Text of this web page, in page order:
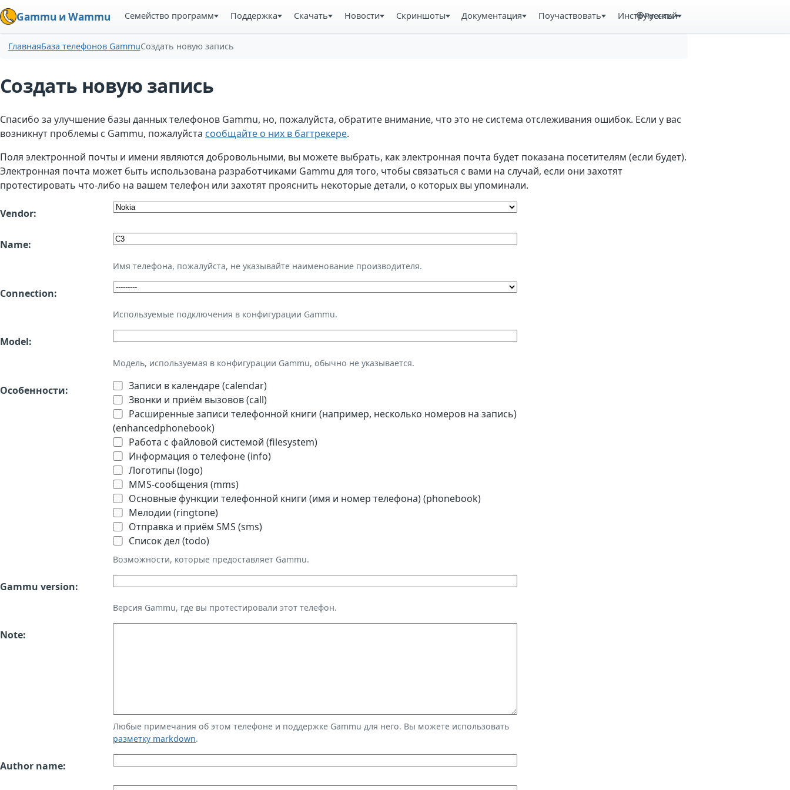
Gammu и Wammu Семейство программ Поддержка Скачать Новости Скриншоты Документация Поучаствовать Инструменты
Русский
ГлавнаяБаза телефонов GammuСоздать новую запись
Создать новую запись
Спасибо за улучшение базы данных телефонов Gammu, но, пожалуйста, обратите внимание, что это не система отслеживания ошибок. Если у вас
возникнут проблемы с Gammu, пожалуйста сообщайте о них в багтрекере.
Поля электронной почты и имени являются добровольными, вы можете выбрать, как электронная почта будет показана посетителям (если будет).
Электронная почта может быть использована разработчиками Gammu для того, чтобы связаться с вами на случай, если они захотят
протестировать что-либо на вашем телефон или захотят прояснить некоторые детали, о которых вы упоминали.
Vendor:
Name:
Имя телефона, пожалуйста, не указывайте наименование производителя.
Connection:
Используемые подключения в конфигурации Gammu.
Model:
Модель, используемая в конфигурации Gammu, обычно не указывается.
Особенности:
Записи в календаре (calendar)
Звонки и приём вызовов (call)
Расширенные записи телефонной книги (например, несколько номеров на запись)
(enhancedphonebook)
Работа с файловой системой (filesystem)
Информация о телефоне (info)
Логотипы (logo)
MMS-сообщения (mms)
Основные функции телефонной книги (имя и номер телефона) (phonebook)
Мелодии (ringtone)
Отправка и приём SMS (sms)
Список дел (todo)
Возможности, которые предоставляет Gammu.
Gammu version:
Версия Gammu, где вы протестировали этот телефон.
Note:
Любые примечания об этом телефоне и поддержке Gammu для него. Вы можете использовать
разметку markdown.
Author name: